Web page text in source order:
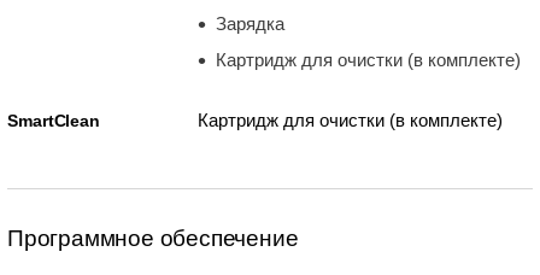
Зарядка
Картридж для очистки (в комплекте)
SmartClean Картридж для очистки (в комплекте)
Программное обеспечение